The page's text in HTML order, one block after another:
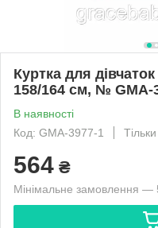
Куртка для
158/164 см, № GMA-
В наявності
Код: GMA-3977-1
564 ₴
Мінімальне замовлення —